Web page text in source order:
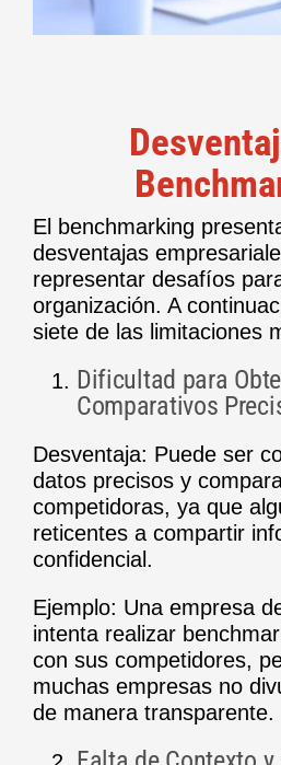
El benchmarking
desventajas
representar desafíos
organización. A
siete de las limitaciones
Dificultad para
Comparativos
Desventaja: Puede ser
datos precisos y
competidoras, ya que
reticentes a compartir
confidencial.
Ejemplo: Una empresa
intenta realizar
con sus competidores,
muchas empresas no
de manera transparente.